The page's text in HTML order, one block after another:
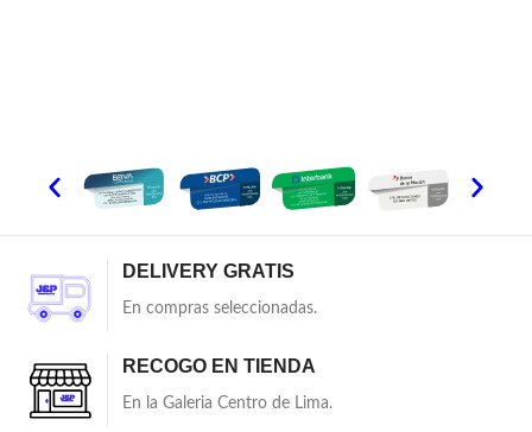
DELIVERY GRATIS
En compras seleccionadas.
RECOGO EN TIENDA
En la Galeria Centro de Lima.